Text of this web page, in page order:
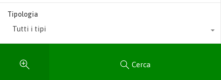
Tipologia
Tutti i tipi
Cerca